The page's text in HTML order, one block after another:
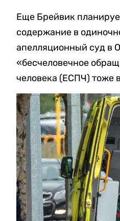
Еще Брейвик
содержание в
апелляционный суд в
«бесчеловечное
человека (ЕСПЧ) тоже